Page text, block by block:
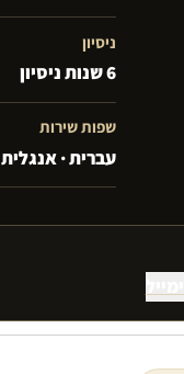
ניסיון
6 שנות ניסיון
שפות שירות
עברית · אנגלית